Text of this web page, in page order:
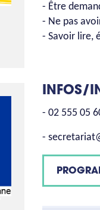
- Être
- Ne pas
- Savoir lire,
INFOS/
- 02 555 05
-